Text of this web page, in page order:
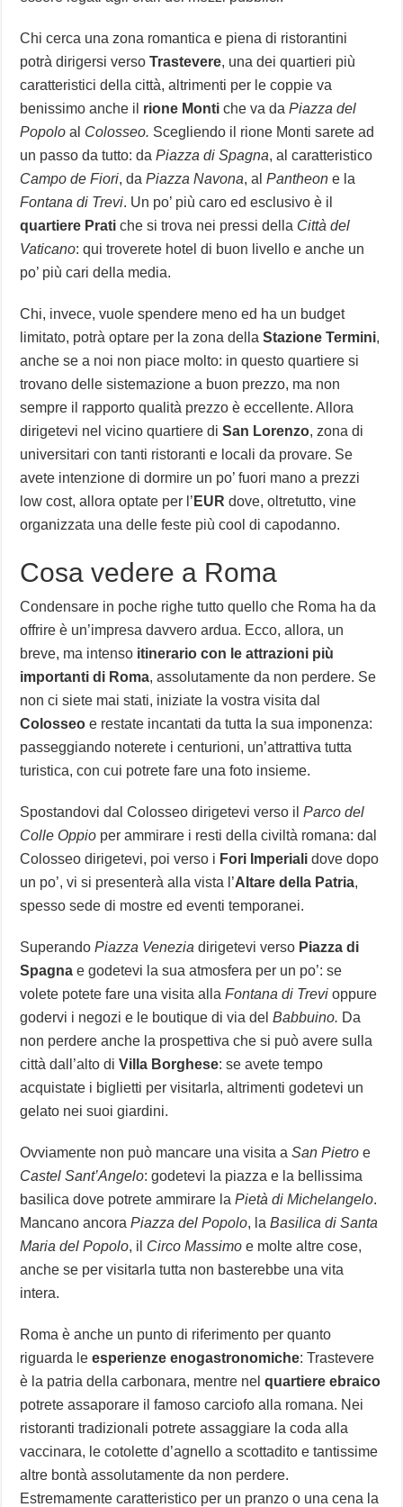
Chi cerca una zona romantica e piena di ristorantini
potrà dirigersi versoTrastevere, una dei quartieri più
caratteristici della città, altrimenti per le coppie va
benissimo anche il rione Monti che va daPiazza del
Popolo al Colosseo. Scegliendo il rione Monti sarete ad
un passo da tutto: daPiazza di Spagna, al caratteristico
Campo de Fiori, daPiazza Navona, alPantheon e la
Fontana di Trevi. Un po’ più caro ed esclusivo è il
quartiere Prati che si trova nei pressi della Città del
Vaticano: qui troverete hotel di buon livello e anche un
po’ più cari della media.
Chi, invece, vuole spendere meno ed ha un budget
limitato, potrà optare per la zona dellaStazione Termini,
anche se a noi non piace molto: in questo quartiere si
trovano delle sistemazione a buon prezzo, ma non
sempre il rapporto qualità prezzo è eccellente. Allora
dirigetevi nel vicino quartiere diSan Lorenzo, zona di
universitari con tanti ristoranti e locali da provare. Se
avete intenzione di dormire un po’ fuori mano a prezzi
low cost, allora optate per l’ EUR dove, oltretutto, vine
organizzata una delle feste più cool di capodanno.
Cosa vedere a Roma
Condensare in poche righe tutto quello che Roma ha da
offrire è un’impresa davvero ardua. Ecco, allora, un
breve, ma intenso itinerario con le attrazioni più
importanti di Roma, assolutamente da non perdere. Se
non ci siete mai stati, iniziate la vostra visita dal
Colosseo e restate incantati da tutta la sua imponenza:
passeggiando noterete i centurioni, un’attrattiva tutta
turistica, con cui potrete fare una foto insieme.
Spostandovi dal Colosseo dirigetevi verso ilParco del
Colle Oppio per ammirare i resti della civiltà romana: dal
Colosseo dirigetevi, poi verso i Fori Imperiali dove dopo
un po’, vi si presenterà alla vista l’Altare della Patria,
spesso sede di mostre ed eventi temporanei.
SuperandoPiazza Venezia dirigetevi verso Piazza di
Spagna e godetevi la sua atmosfera per un po’: se
volete potete fare una visita allaFontana di Trevi oppure
godervi i negozi e le boutique di via delBabbuino. Da
non perdere anche la prospettiva che si può avere sulla
città dall’alto diVilla Borghese: se avete tempo
acquistate i biglietti per visitarla, altrimenti godetevi un
gelato nei suoi giardini.
Ovviamente non può mancare una visita aSan Pietro e
Castel Sant’Angelo: godetevi la piazza e la bellissima
basilica dove potrete ammirare laPietà di Michelangelo.
Mancano ancoraPiazza del Popolo, laBasilica di Santa
Maria del Popolo, il Circo Massimo e molte altre cose,
anche se per visitarla tutta non basterebbe una vita
intera.
Roma è anche un punto di riferimento per quanto
riguarda leesperienze enogastronomiche: Trastevere
è la patria della carbonara, mentre nelquartiere ebraico
potrete assaporare il famoso carciofo alla romana. Nei
ristoranti tradizionali potrete assaggiare la coda alla
vaccinara, le cotolette d’agnello a scottadito e tantissime
altre bontà assolutamente da non perdere.
Estremamente caratteristico per un pranzo o una cena la